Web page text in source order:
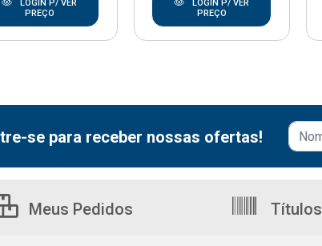
LOGIN P/ VER
PREÇO
LOGIN P/ VER
PREÇO
se para receber nossas ofertas!
Meus Pedidos Títulos